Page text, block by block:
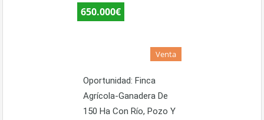
650.000€
Venta
Oportunidad: Finca
Agrícola-Ganadera De
150 Ha Con Río, Pozo Y